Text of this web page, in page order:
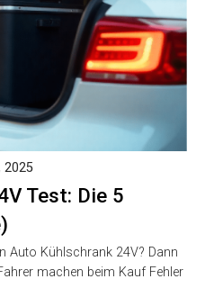
Test: Die 5
2025
Auto Kühlschrank 24V? Dann
machen beim Kauf Fehler